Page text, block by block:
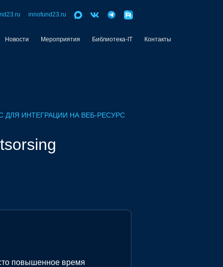
innofund23.ru
Новости Мероприятия Библиотека-IT Контакты
ИНТЕГРАЦИИ НА ВЕБ-РЕСУРС
повышенное время